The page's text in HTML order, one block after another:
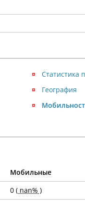
Статистика
География
Мобильные
0 ( nan% )